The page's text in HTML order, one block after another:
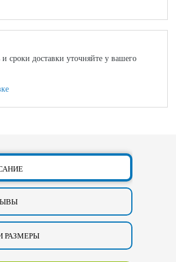
сроки доставки уточняйте у вашего
РАЗМЕРЫ